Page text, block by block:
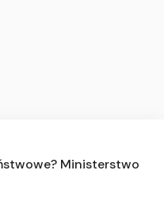
Ministerstwo